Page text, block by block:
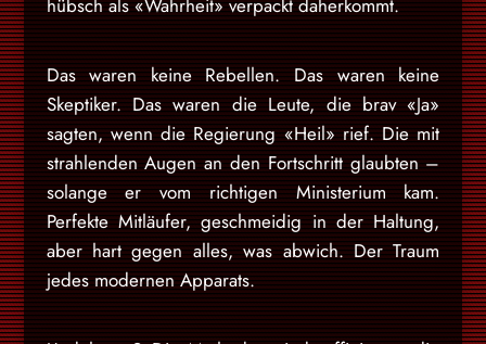
hübsch als «Wahrheit» verpackt daherkommt.
Das waren keine Rebellen. Das waren keine
Skeptiker. Das waren die Leute, die brav «Ja»
sagten, wenn die Regierung «Heil» rief. Die mit
strahlenden Augen an den Fortschritt glaubten –
solange er vom richtigen Ministerium kam.
Perfekte Mitläufer, geschmeidig in der Haltung,
aber hart gegen alles, was abwich. Der Traum
jedes modernen Apparats.